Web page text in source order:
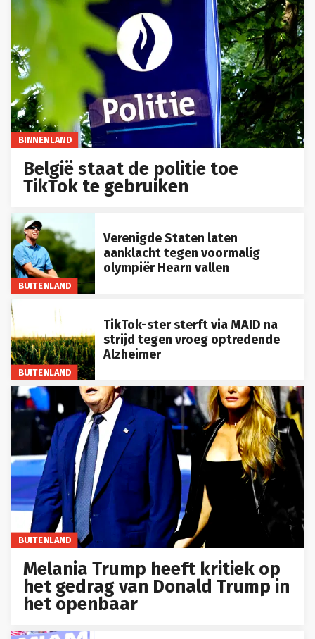
BINNENLAND
België staat de politie toe
TikTok te gebruiken
BUITENLAND
Verenigde Staten laten
aanklacht tegen voormalig
olympiër Hearn vallen
BUITENLAND
TikTok-ster sterft via MAID na
strijd tegen vroeg optredende
Alzheimer
BUITENLAND
Melania Trump heeft kritiek op
het gedrag van Donald Trump in
het openbaar